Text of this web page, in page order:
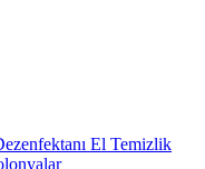
El Temizlik